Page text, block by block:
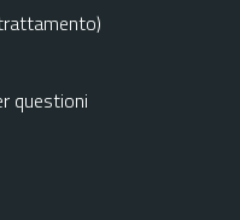
questioni